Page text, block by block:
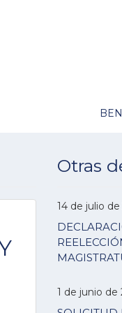
Otras
14 de julio
1 de junio de